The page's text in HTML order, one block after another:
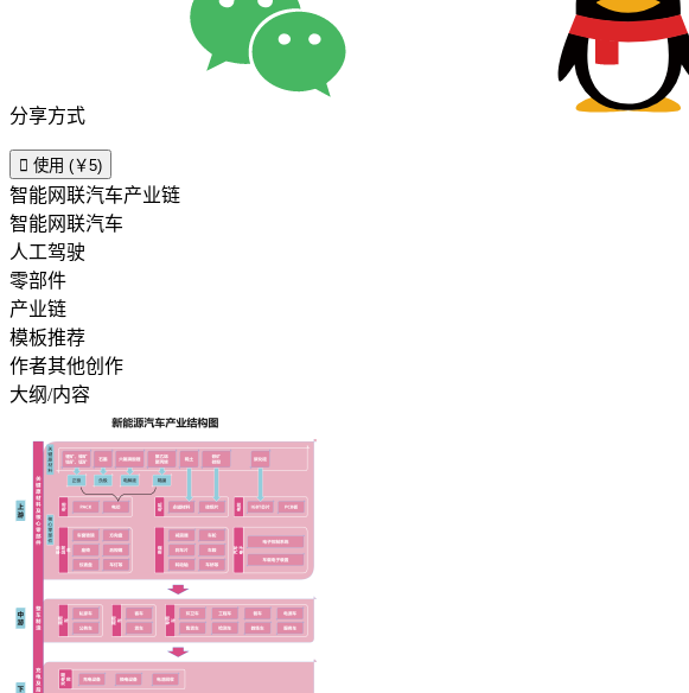
分享方式
 使用 (￥5)
智能网联汽车产业链
智能网联汽车
人工驾驶
零部件
产业链
模板推荐
作者其他创作
大纲/内容